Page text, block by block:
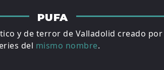
PUFA
y de terror de Valladolid creado por
del mismo nombre.